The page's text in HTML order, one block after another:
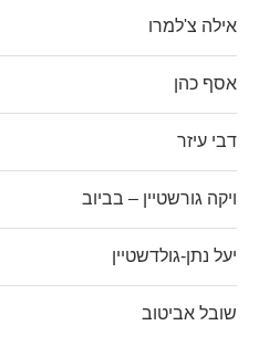
אילה צ'למרו
אסף כהן
דבי עיזר
ויקה גורשטיין – בביוב
יעל נתן-גולדשטיין
שובל אביטוב